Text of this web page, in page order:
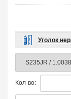
Уголок
Кол-во: